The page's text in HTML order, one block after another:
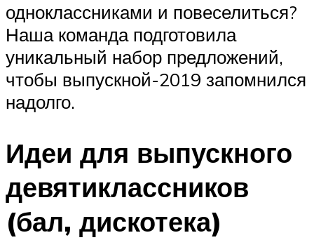
одноклассниками и повеселиться?
Наша команда подготовила
уникальный набор предложений,
чтобы выпускной-2019 запомнился
надолго.
Идеи для выпускного
девятиклассников
(бал, дискотека)